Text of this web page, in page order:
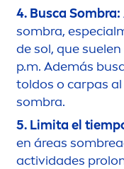
4. Busca Sombra:
sombra, especial
de sol, que
p.m. Además
toldos o carpas
sombra.
5. Limita el
en áreas
actividades